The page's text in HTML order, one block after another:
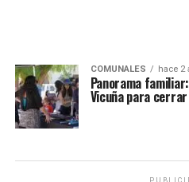
COMUNALES hace 2
Panorama
Vicuña para